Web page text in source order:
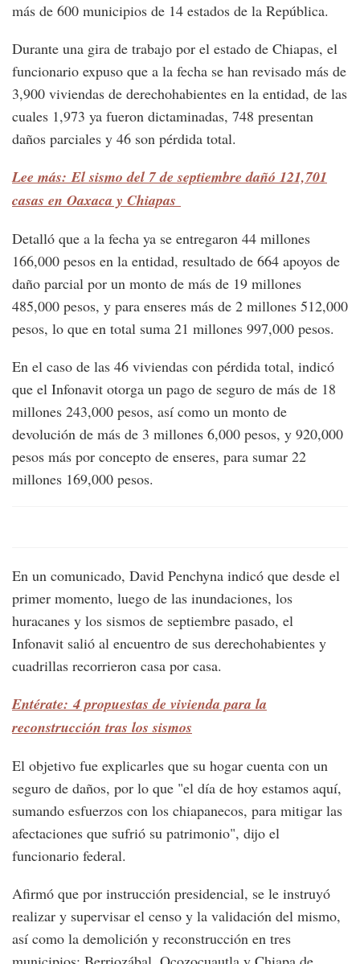
más de 600 municipios de 14 estados de la República.
Durante una gira de trabajo por el estado de Chiapas, el
funcionario expuso que a la fecha se han revisado más de
3,900 viviendas de derechohabientes en la entidad, de las
cuales 1,973 ya fueron dictaminadas, 748 presentan
daños parciales y 46 son pérdida total.
Lee más: El sismo del 7 de septiembre dañó 121,701
casas en Oaxaca y Chiapas
Detalló que a la fecha ya se entregaron 44 millones
166,000 pesos en la entidad, resultado de 664 apoyos de
daño parcial por un monto de más de 19 millones
485,000 pesos, y para enseres más de 2 millones 512,000
pesos, lo que en total suma 21 millones 997,000 pesos.
En el caso de las 46 viviendas con pérdida total, indicó
que el Infonavit otorga un pago de seguro de más de 18
millones 243,000 pesos, así como un monto de
devolución de más de 3 millones 6,000 pesos, y 920,000
pesos más por concepto de enseres, para sumar 22
millones 169,000 pesos.
En un comunicado, David Penchyna indicó que desde el
primer momento, luego de las inundaciones, los
huracanes y los sismos de septiembre pasado, el
Infonavit salió al encuentro de sus derechohabientes y
cuadrillas recorrieron casa por casa.
Entérate: 4 propuestas de vivienda para la
reconstrucción tras los sismos
El objetivo fue explicarles que su hogar cuenta con un
seguro de daños, por lo que "el día de hoy estamos aquí,
sumando esfuerzos con los chiapanecos, para mitigar las
afectaciones que sufrió su patrimonio", dijo el
funcionario federal.
Afirmó que por instrucción presidencial, se le instruyó
realizar y supervisar el censo y la validación del mismo,
así como la demolición y reconstrucción en tres